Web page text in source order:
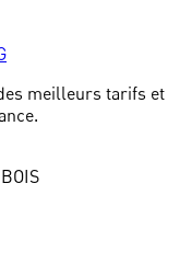
meilleurs tarifs et